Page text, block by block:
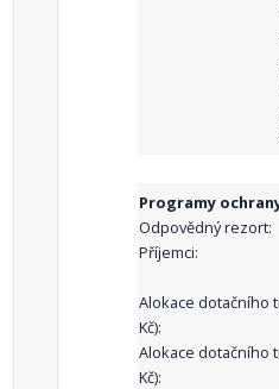
Programy
Odpovědný rezort:
Příjemci:
Alokace dotačního
Kč):
Alokace dotačního
Kč):